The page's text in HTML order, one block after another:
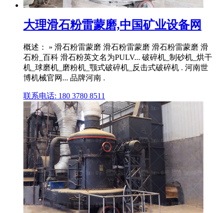
大理滑石粉雷蒙磨,中国矿业设备网
概述： » 滑石粉雷蒙磨 滑石粉雷蒙磨 滑石粉雷蒙磨 滑
石粉_百科 滑石粉英文名为PULV... 破碎机_制砂机_烘干
机_球磨机_磨粉机_颚式破碎机_反击式破碎机 . 河南世
博机械官网... 品牌河南 .
联系电话: 180 3780 8511